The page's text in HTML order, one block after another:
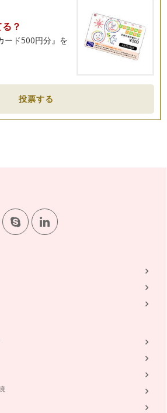
を選び抜く力
中だよね。」とわざわざ口にすること
ように「モノ…
さ
にするためには？
。 そ…
？
ード500円分』を
投票する